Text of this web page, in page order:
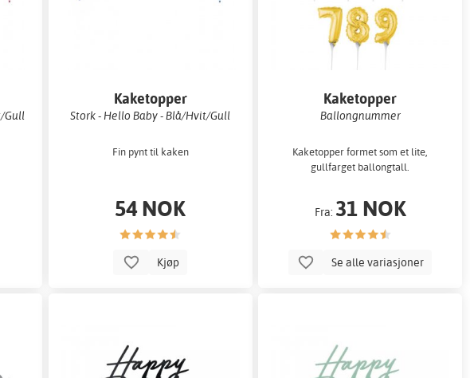
Gull
Kaketopper
Stork - Hello Baby - Blå/Hvit/Gull
Fin pynt til kaken
54 NOK
Kjøp
Kaketopper
Ballongnummer
Kaketopper formet som et lite,
gullfarget ballongtall.
Fra: 31 NOK
Se alle variasjoner